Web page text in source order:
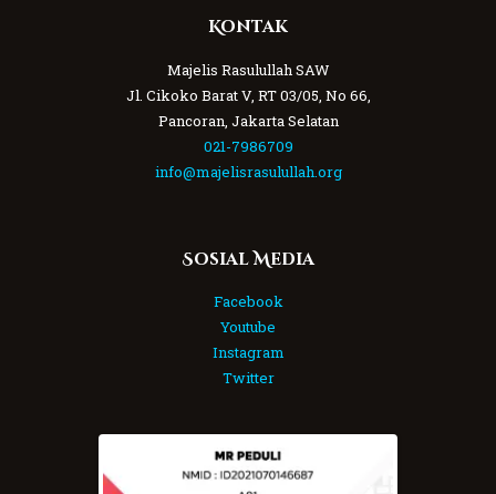
Kontak
Majelis Rasulullah SAW
Jl. Cikoko Barat V, RT 03/05, No 66,
Pancoran, Jakarta Selatan
021-7986709
info@majelisrasulullah.org
Sosial Media
Facebook
Youtube
Instagram
Twitter